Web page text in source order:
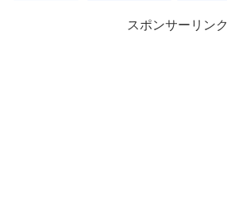
スポンサーリンク